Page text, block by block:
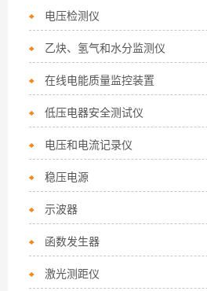
电压检测仪
乙炔、氢气和水分监测仪
在线电能质量监控装置
低压电器安全测试仪
电压和电流记录仪
稳压电源
示波器
函数发生器
激光测距仪